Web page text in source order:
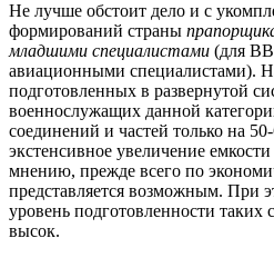
Не лучше обстоит дело и с
формирований страны
младшими специалистами (для
авиационными специалистами).
подготовленных в развернутой
военнослужащих данной
соединений и частей только на
экстенсивное увеличение
мнению, прежде всего по
представляется возможным. При
уровень подготовленности таких
высок.